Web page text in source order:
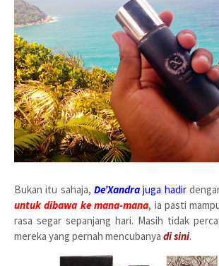
Bukan itu sahaja, De’Xandrajuga hadir
untuk dibawa ke mana-mana, ia pasti
rasa segar sepanjang hari. Masih tidak
mereka yang pernah mencubanya di sini.